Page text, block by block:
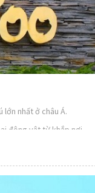
nhất ở châu Á.
động vật từ khắp nơi
nơi đây thích hợp cho